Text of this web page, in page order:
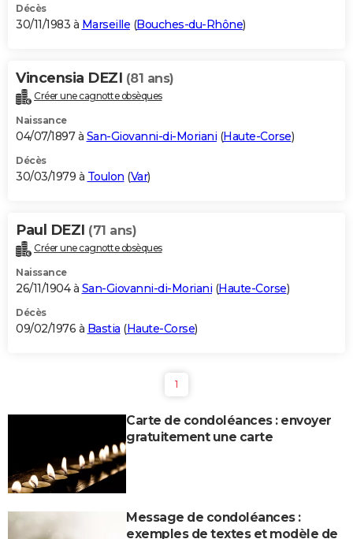
Décès
30/11/1983 à Marseille (Bouches-du-Rhône)
Vincensia DEZI (81 ans)
Créer une cagnotte obsèques
Naissance
04/07/1897 à San-Giovanni-di-Moriani (Haute-Corse)
Décès
30/03/1979 à Toulon (Var)
Paul DEZI (71 ans)
Créer une cagnotte obsèques
Naissance
26/11/1904 à San-Giovanni-di-Moriani (Haute-Corse)
Décès
09/02/1976 à Bastia (Haute-Corse)
1
Carte de condoléances : envoyer
gratuitement une carte
Message de condoléances :
exemples de textes et modèle de